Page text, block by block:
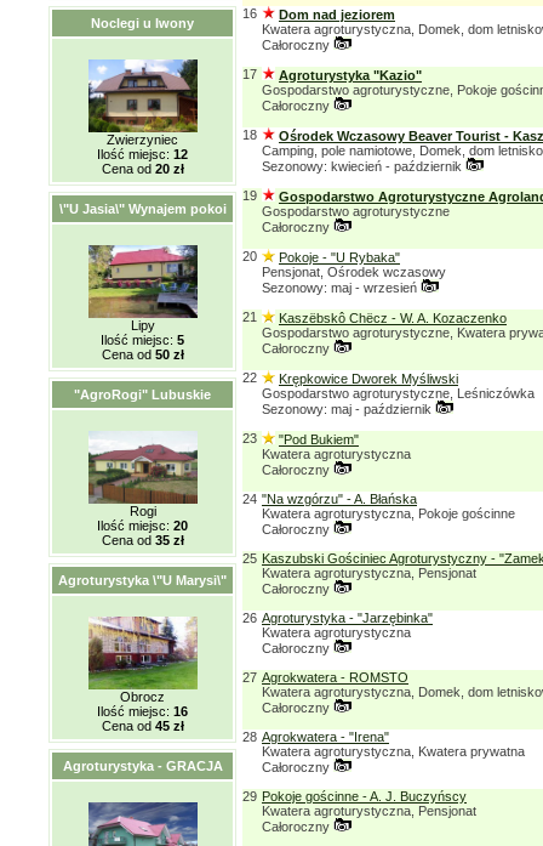
Noclegi u Iwony
Zwierzyniec
Ilość miejsc: 12
Cena od 20 zł
\"U Jasia\" Wynajem pokoi
Lipy
Ilość miejsc: 5
Cena od 50 zł
"AgroRogi" Lubuskie
Rogi
Ilość miejsc: 20
Cena od 35 zł
Agroturystyka \"U Marysi\"
Obrocz
Ilość miejsc: 16
Cena od 45 zł
Agroturystyka - GRACJA
16
Dom nad jeziorem
Kwatera agroturystyczna, Domek, dom
Całoroczny
17
Agroturystyka "Kazio"
Gospodarstwo agroturystyczne, Pokoje
Całoroczny
18
Ośrodek Wczasowy Beaver Tourist -
Camping, pole namiotowe, Domek, dom
Sezonowy: kwiecień - październik
19
Gospodarstwo Agroturystyczne
Gospodarstwo agroturystyczne
Całoroczny
20
Pokoje - "U Rybaka"
Pensjonat, Ośrodek wczasowy
Sezonowy: maj - wrzesień
21
Kaszëbskô Chëcz - W. A. Kozaczenko
Gospodarstwo agroturystyczne, Kwatera
Całoroczny
22
Krępkowice Dworek Myśliwski
Gospodarstwo agroturystyczne, Leśniczówka
Sezonowy: maj - październik
23
"Pod Bukiem"
Kwatera agroturystyczna
Całoroczny
24 "Na wzgórzu" - A. Błańska
Kwatera agroturystyczna, Pokoje gościnne
Całoroczny
25 Kaszubski Gościniec Agroturystyczny -
Kwatera agroturystyczna, Pensjonat
Całoroczny
26 Agroturystyka - "Jarzębinka"
Kwatera agroturystyczna
Całoroczny
27 Agrokwatera - ROMSTO
Kwatera agroturystyczna, Domek, dom
Całoroczny
28 Agrokwatera - "Irena"
Kwatera agroturystyczna, Kwatera prywatna
Całoroczny
29 Pokoje gościnne - A. J. Buczyńscy
Kwatera agroturystyczna, Pensjonat
Całoroczny